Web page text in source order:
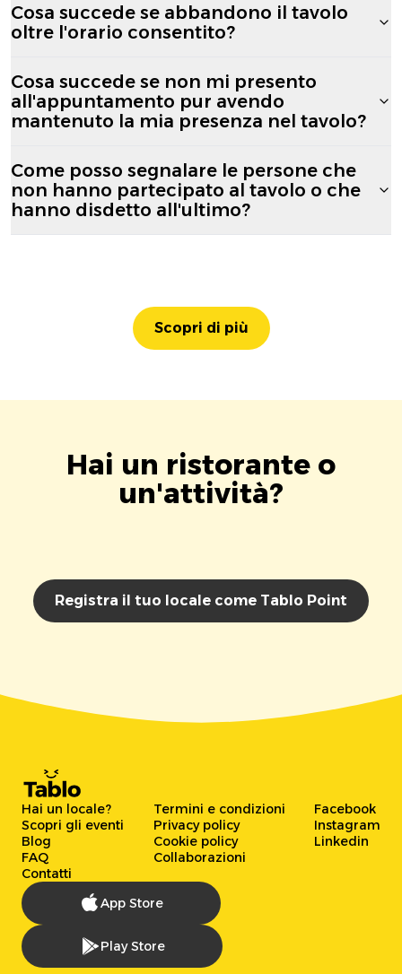
Cosa succede se abbandono il tavolo
oltre l'orario consentito?
Cosa succede se non mi presento
all'appuntamento pur avendo
mantenuto la mia presenza nel tavolo?
Come posso segnalare le persone che
non hanno partecipato al tavolo o che
hanno disdetto all'ultimo?
Scopri di più
Hai un ristorante o
un'attività?
Registra il tuo locale come Tablo Point
Hai un locale?
Scopri gli eventi
Blog
FAQ
Contatti
Termini e condizioni
Privacy policy
Cookie policy
Collaborazioni
Facebook
Instagram
Linkedin
App Store
Play Store